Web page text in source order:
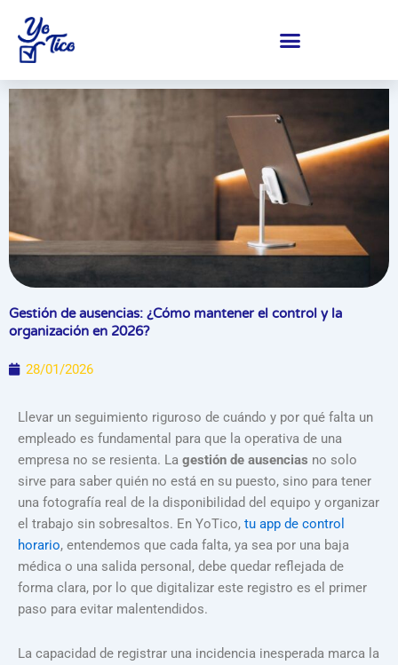
contenido
Gestión de ausencias: ¿Cómo mantener el control y la
organización en 2026?
28/01/2026
Llevar un seguimiento riguroso de cuándo y por qué falta un
empleado es fundamental para que la operativa de una
empresa no se resienta. La gestión de ausencias no solo
sirve para saber quién no está en su puesto, sino para tener
una fotografía real de la disponibilidad del equipo y organizar
el trabajo sin sobresaltos. En YoTico, tu app de control
horario, entendemos que cada falta, ya sea por una baja
médica o una salida personal, debe quedar reflejada de
forma clara, por lo que digitalizar este registro es el primer
paso para evitar malentendidos.
La capacidad de registrar una incidencia inesperada marca la